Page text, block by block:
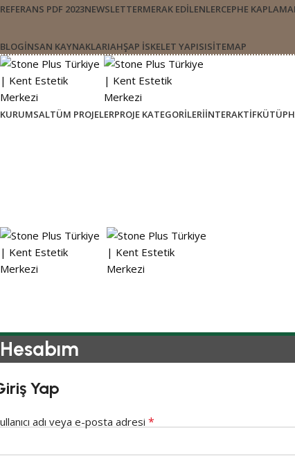
REFERANS PDF 2023NEWSLETTERMERAK EDİLENLERCEPHE KAPLAMA
BLOGİNSAN KAYNAKLARIAHŞAP İSKELET YAPISISITEMAP
KURUMSALTÜM PROJELERPROJE KATEGORILERIİNTERAKTIF
Hesabım
Yap
adı veya e-posta adresi *